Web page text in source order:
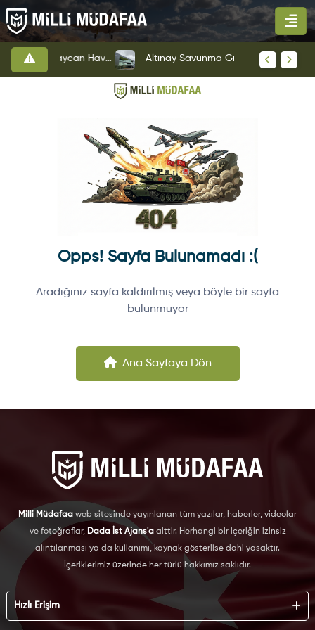
HAVELSAN’dan Azerbaycan Hava Kuvvetlerine Kritik Komuta Kontrol Sistemi İhracatı Altınay Savunma Grubu Yeni Yönetim Yapısına Geçti
Opps! Sayfa Bulunamadı :(
Aradığınız sayfa kaldırılmış veya böyle bir sayfa
bulunmuyor
Ana Sayfaya Dön
Milli Müdafaa web sitesinde yayınlanan tüm yazılar, haberler, videolar
ve fotoğraflar, Dada İst Ajans'aaittir. Herhangi bir içeriğin izinsiz
alıntılanması ya da kullanımı, kaynak gösterilse dahi yasaktır.
İçeriklerimiz üzerinde her türlü hakkımız saklıdır.
Hızlı Erişim